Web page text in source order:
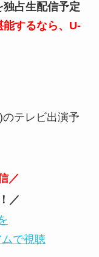
独占生配信予定
するなら、U-
テレビ出演予
／
／
で視聴